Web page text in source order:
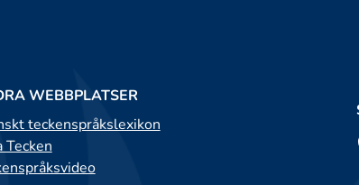
WEBBPLATSER
teckenspråkslexikon
Tecken